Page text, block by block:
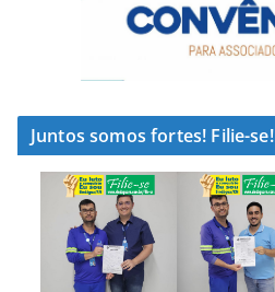
Juntos somos fortes! Filie-se!